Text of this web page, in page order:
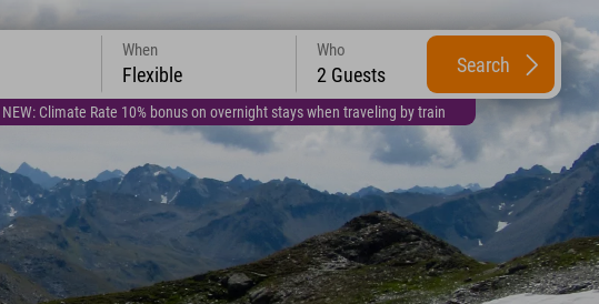
NEW: Climate Rate 10% bonus on overnight stays when traveling by train
When
Flexible
Who
2 Guests Search